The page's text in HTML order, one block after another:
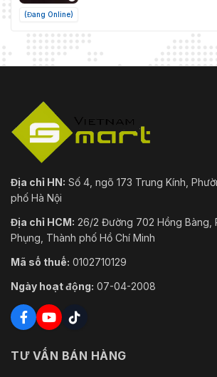
(Đang Online)
Địa chỉ HN: Số 4, ngõ 173 Trung Kính,
phố Hà Nội
Địa chỉ HCM: 26/2 Đường 702 Hồng Bàng,
Phụng, Thành phố Hồ Chí Minh
Mã số thuế: 0102710129
Ngày hoạt động: 07-04-2008
TƯ VẤN BÁN HÀNG